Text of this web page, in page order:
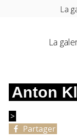
La
La
Anton
>
Partager